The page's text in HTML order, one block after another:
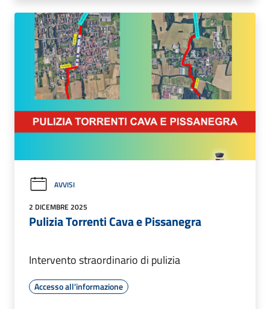
AVVISI
2 DICEMBRE 2025
Pulizia Torrenti Cava e Pissanegra
Intervento straordinario di pulizia
Accesso all'informazione